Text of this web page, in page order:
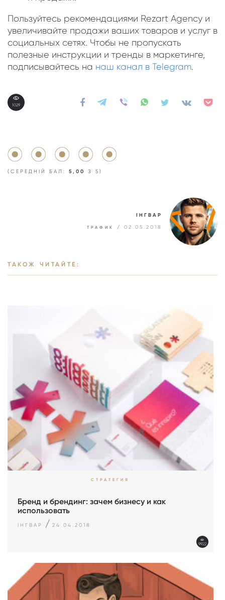
Пользуйтесь рекомендациями Rezart Agency и
увеличивайте продажи ваших товаров и услуг в
социальных сетях. Чтобы не пропускать
полезные инструкции и тренды в маркетинге,
подписывайтесь на наш канал в Telegram.
1029
(СЕРЕДНІЙ БАЛ: 5,00 З 5)
ІНГВАР
ТРАФИК / 02.05.2018
ТАКОЖ ЧИТАЙТЕ:
СТРАТЕГИЯ
Бренд и брендинг: зачем бизнесу и как
использовать
ІНГВАР / 24.04.2018
9922